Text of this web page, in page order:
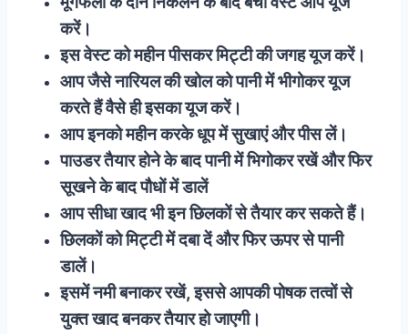
करें।
इस वेस्ट को महीन पीसकर मिट्टी की जगह यूज करें।
आप जैसे नारियल की खोल को पानी में भीगोकर यूज
करते हैं वैसे ही इसका यूज करें।
आप इनको महीन करके धूप में सुखाएं और पीस लें।
पाउडर तैयार होने के बाद पानी में भिगोकर रखें और फिर
सूखने के बाद पौधों में डालें
आप सीधा खाद भी इन छिलकों से तैयार कर सकते हैं।
छिलकों को मिट्टी में दबा दें और फिर ऊपर से पानी
डालें।
इसमें नमी बनाकर रखें, इससे आपकी पोषक तत्वों से
युक्त खाद बनकर तैयार हो जाएगी।